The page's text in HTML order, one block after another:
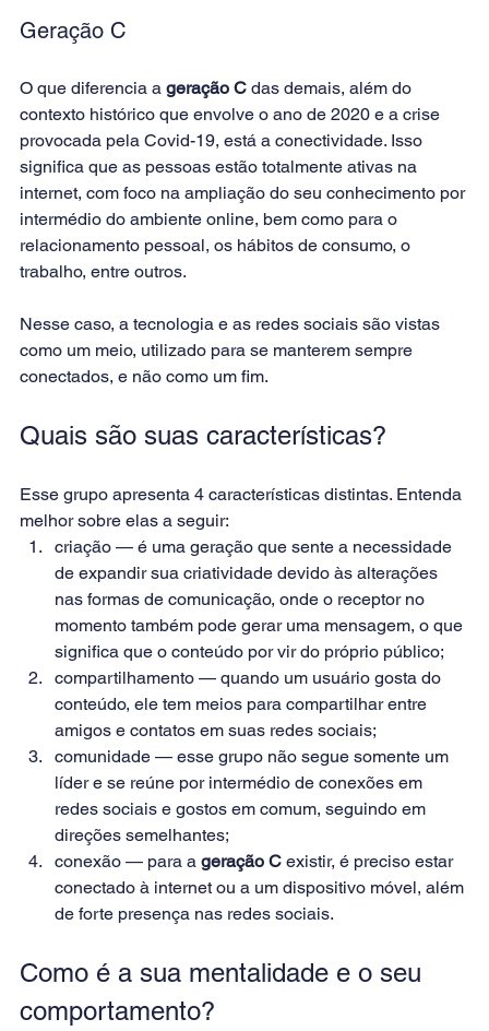
Geração C
O que diferencia a geração C das demais, além do
contexto histórico que envolve o ano de 2020 e a crise
provocada pela Covid-19, está a conectividade. Isso
significa que as pessoas estão totalmente ativas na
internet, com foco na ampliação do seu conhecimento por
intermédio do ambiente online, bem como para o
relacionamento pessoal, os hábitos de consumo, o
trabalho, entre outros.
Nesse caso, a tecnologia e as redes sociais são vistas
como um meio, utilizado para se manterem sempre
conectados, e não como um fim.
Quais são suas características?
Esse grupo apresenta 4 características distintas. Entenda
melhor sobre elas a seguir:
criação — é uma geração que sente a necessidade
de expandir sua criatividade devido às alterações
nas formas de comunicação, onde o receptor no
momento também pode gerar uma mensagem, o que
significa que o conteúdo por vir do próprio público;
compartilhamento — quando um usuário gosta do
conteúdo, ele tem meios para compartilhar entre
amigos e contatos em suas redes sociais;
comunidade — esse grupo não segue somente um
líder e se reúne por intermédio de conexões em
redes sociais e gostos em comum, seguindo em
direções semelhantes;
conexão — para a geração C existir, é preciso estar
conectado à internet ou a um dispositivo móvel, além
de forte presença nas redes sociais.
Como é a sua mentalidade e o seu
comportamento?